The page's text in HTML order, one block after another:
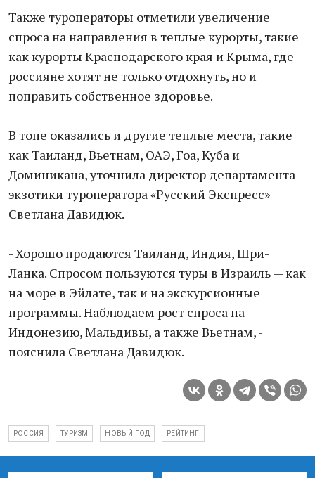
Также туроператоры отметили увеличение
спроса на направления в теплые курорты, такие
как курорты Краснодарского края и Крыма, где
россияне хотят не только отдохнуть, но и
поправить собственное здоровье.
В топе оказались и другие теплые места, такие
как Таиланд, Вьетнам, ОАЭ, Гоа, Куба и
Доминикана, уточнила директор департамента
экзотики туроператора «Русский Экспресс»
Светлана Давидюк.
- Хорошо продаются Таиланд, Индия, Шри-
Ланка. Спросом пользуются туры в Израиль — как
на море в Эйлате, так и на экскурсионные
программы. Наблюдаем рост спроса на
Индонезию, Мальдивы, а также Вьетнам, -
пояснила Светлана Давидюк.
РОССИЯ ТУРИЗМ НОВЫЙ ГОД РЕЙТИНГ